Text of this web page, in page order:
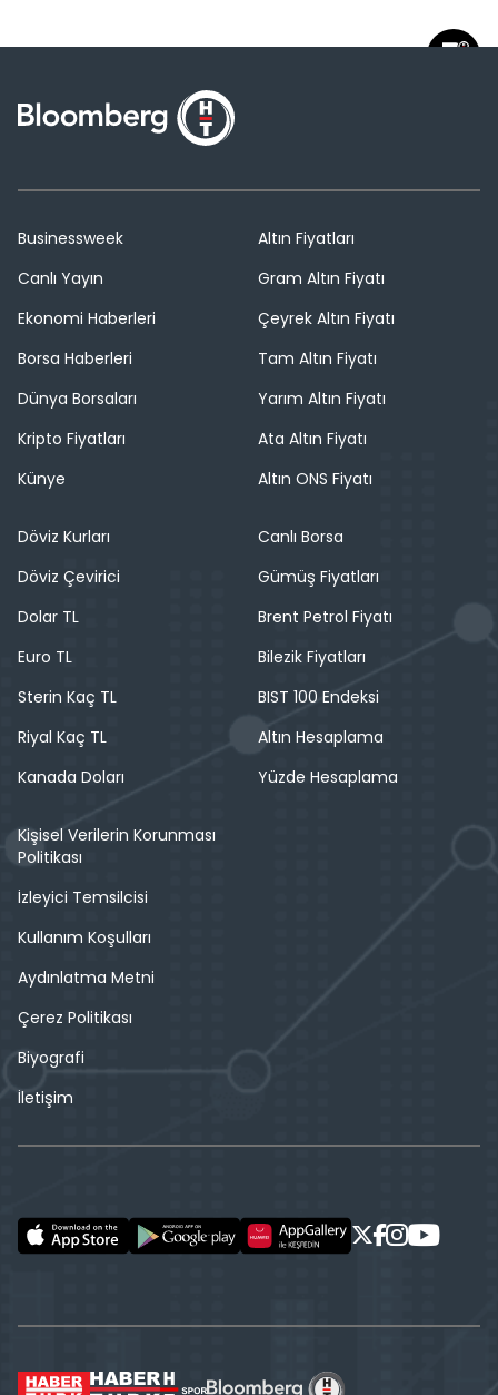
Businessweek
Canlı Yayın
Ekonomi Haberleri
Borsa Haberleri
Dünya Borsaları
Kripto Fiyatları
Künye
Altın Fiyatları
Gram Altın Fiyatı
Çeyrek Altın Fiyatı
Tam Altın Fiyatı
Yarım Altın Fiyatı
Ata Altın Fiyatı
Altın ONS Fiyatı
Döviz Kurları
Döviz Çevirici
Dolar TL
Euro TL
Sterin Kaç TL
Riyal Kaç TL
Kanada Doları
Canlı Borsa
Gümüş Fiyatları
Brent Petrol Fiyatı
Bilezik Fiyatları
BIST 100 Endeksi
Altın Hesaplama
Yüzde Hesaplama
Kişisel Verilerin Korunması
Politikası
İzleyici Temsilcisi
Kullanım Koşulları
Aydınlatma Metni
Çerez Politikası
Biyografi
İletişim